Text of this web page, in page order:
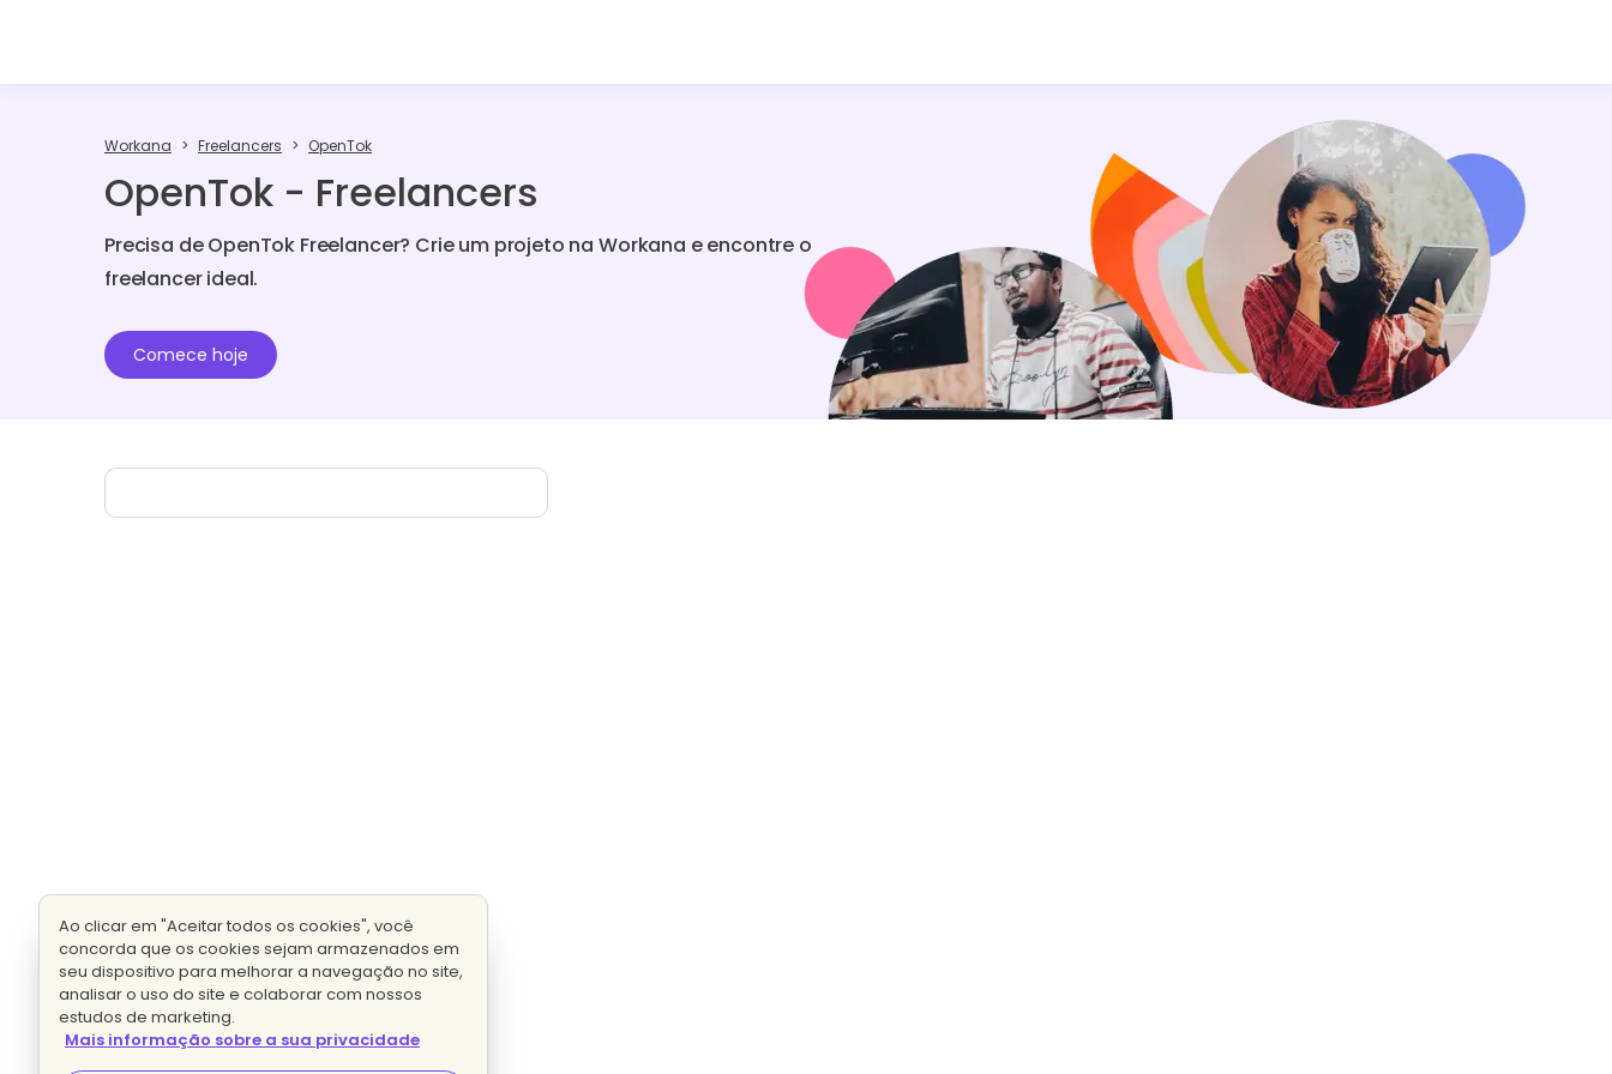
Workana Freelancers OpenTok
OpenTok - Freelancers
Precisa de OpenTok Freelancer? Crie um projeto na Workana e encontre o
freelancer ideal.
Comece hoje
Ao clicar em "Aceitar todos os cookies", você
concorda que os cookies sejam armazenados em
seu dispositivo para melhorar a navegação no site,
analisar o uso do site e colaborar com nossos
estudos de marketing.
Mais informação sobre a sua privacidade